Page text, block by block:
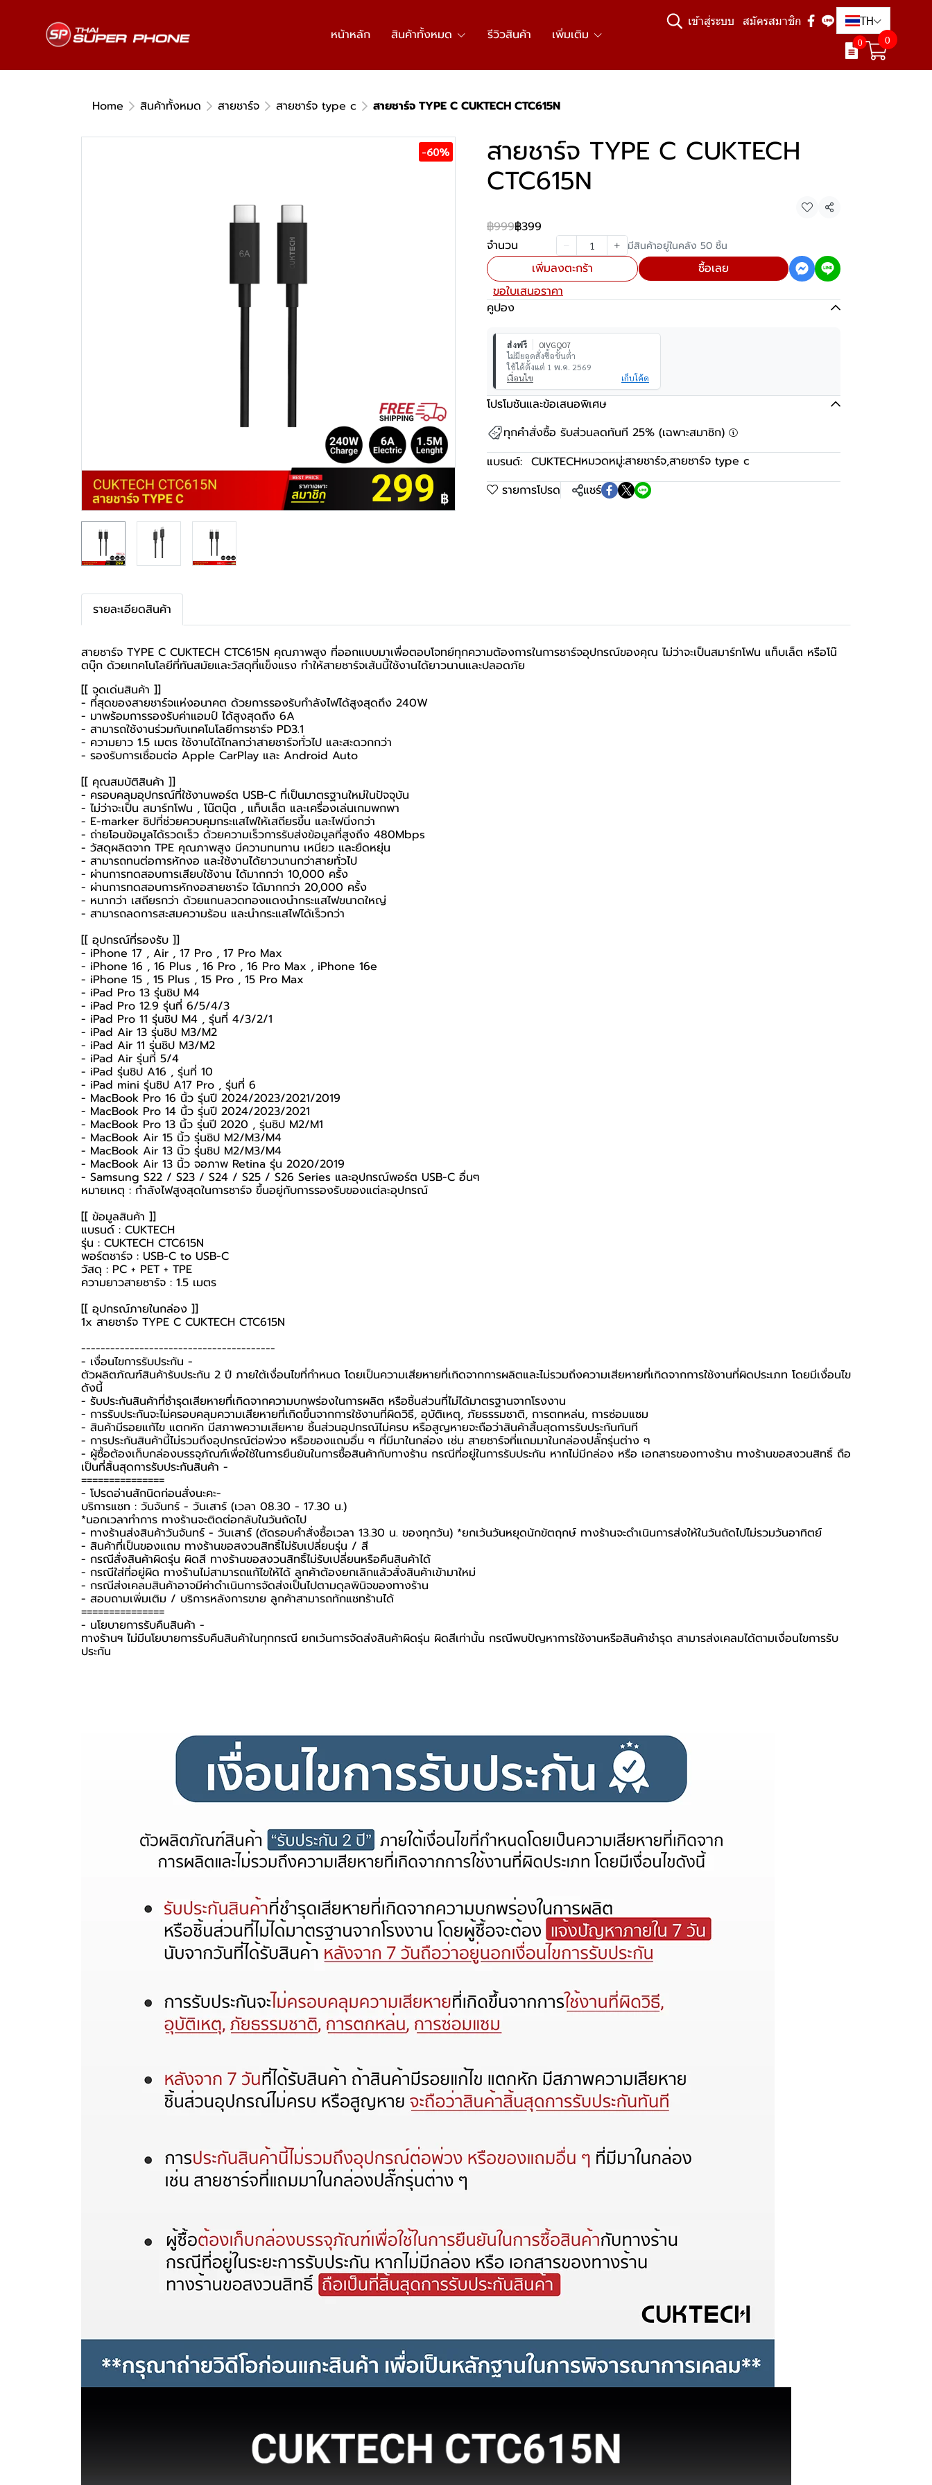
หน้าหลัก สินค้าทั้งหมด รีวิวสินค้า เพิ่มเติม
เข้าสู่ระบบ สมัครสมาชิก TH
0 0
Home สินค้าทั้งหมด สายชาร์จ สายชาร์จ type c สายชาร์จ TYPE C CUKTECH CTC615N
-60% สายชาร์จ TYPE C CUKTECH
CTC615N
แชร์
฿999฿399
จำนวน
มีสินค้าอยู่ในคลัง 50 ชิ้น
เพิ่มลงตะกร้า
ซื้อเลย
ขอใบเสนอราคา
คูปอง
ส่งฟรี
0IVGQ07
ไม่มียอดสั่งซื้อขั้นต่ำ
ใช้ได้ตั้งแต่ 1 พ.ค. 2569
เงื่อนไข
เก็บโค้ด
โปรโมชันและข้อเสนอพิเศษ
ทุกคำสั่งซื้อ รับส่วนลดทันที 25% (เฉพาะสมาชิก)
แบรนด์: CUKTECHหมวดหมู่:สายชาร์จ,สายชาร์จ type c
รายการโปรด
แชร์
รายละเอียดสินค้า
สายชาร์จ TYPE C CUKTECH CTC615N คุณภาพสูง ที่ออกแบบมาเพื่อตอบโจทย์ทุกความต้องการในการชาร์จอุปกรณ์ของคุณ ไม่ว่าจะเป็นสมาร์ทโฟน แท็บเล็ต หรือโน๊
ตบุ๊ก ด้วยเทคโนโลยีที่ทันสมัยและวัสดุที่แข็งแรง ทำให้สายชาร์จเส้นนี้ใช้งานได้ยาวนานและปลอดภัย
[[ จุดเด่นสินค้า ]]
- ที่สุดของสายชาร์จแห่งอนาคต ด้วยการรองรับกำลังไฟได้สูงสุดถึง 240W
- มาพร้อมการรองรับค่าแอมป์ ได้สูงสุดถึง 6A
- สามารถใช้งานร่วมกับเทคโนโลยีการชาร์จ PD3.1
- ความยาว 1.5 เมตร ใช้งานได้ไกลกว่าสายชาร์จทั่วไป และสะดวกกว่า
- รองรับการเชื่อมต่อ Apple CarPlay และ Android Auto
[[ คุณสมบัติสินค้า ]]
- ครอบคลุมอุปกรณ์ที่ใช้งานพอร์ต USB-C ที่เป็นมาตรฐานใหม่ในปัจจุบัน
- ไม่ว่าจะเป็น สมาร์ทโฟน , โน๊ตบุ๊ต , แท็บเล็ต และเครื่องเล่นเกมพกพา
- E-marker ชิปที่ช่วยควบคุมกระแสไฟให้เสถียรขึ้น และไฟนิ่งกว่า
- ถ่ายโอนข้อมูลได้รวดเร็ว ด้วยความเร็วการรับส่งข้อมูลที่สูงถึง 480Mbps
- วัสดุผลิตจาก TPE คุณภาพสูง มีความทนทาน เหนียว และยืดหยุ่น
- สามารถทนต่อการหักงอ และใช้งานได้ยาวนานกว่าสายทั่วไป
- ผ่านการทดสอบการเสียบใช้งาน ได้มากกว่า 10,000 ครั้ง
- ผ่านการทดสอบการหักงอสายชาร์จ ได้มากกว่า 20,000 ครั้ง
- หนากว่า เสถียรกว่า ด้วยแกนลวดทองแดงนำกระแสไฟขนาดใหญ่
- สามารถลดการสะสมความร้อน และนำกระแสไฟได้เร็วกว่า
[[ อุปกรณ์ที่รองรับ ]]
- iPhone 17 , Air , 17 Pro , 17 Pro Max
- iPhone 16 , 16 Plus , 16 Pro , 16 Pro Max , iPhone 16e
- iPhone 15 , 15 Plus , 15 Pro , 15 Pro Max
- iPad Pro 13 รุ่นชิป M4
- iPad Pro 12.9 รุ่นที่ 6/5/4/3
- iPad Pro 11 รุ่นชิป M4 , รุ่นที่ 4/3/2/1
- iPad Air 13 รุ่นชิป M3/M2
- iPad Air 11 รุ่นชิป M3/M2
- iPad Air รุ่นที่ 5/4
- iPad รุ่นชิป A16 , รุ่นที่ 10
- iPad mini รุ่นชิป A17 Pro , รุ่นที่ 6
- MacBook Pro 16 นิ้ว รุ่นปี 2024/2023/2021/2019
- MacBook Pro 14 นิ้ว รุ่นปี 2024/2023/2021
- MacBook Pro 13 นิ้ว รุ่นปี 2020 , รุ่นชิป M2/M1
- MacBook Air 15 นิ้ว รุ่นชิป M2/M3/M4
- MacBook Air 13 นิ้ว รุ่นชิป M2/M3/M4
- MacBook Air 13 นิ้ว จอภาพ Retina รุ่น 2020/2019
- Samsung S22 / S23 / S24 / S25 / S26 Series และอุปกรณ์พอร์ต USB-C อื่นๆ
หมายเหตุ : กำลังไฟสูงสุดในการชาร์จ ขึ้นอยู่กับการรองรับของแต่ละอุปกรณ์
[[ ข้อมูลสินค้า ]]
แบรนด์ : CUKTECH
รุ่น : CUKTECH CTC615N
พอร์ตชาร์จ : USB-C to USB-C
วัสดุ : PC + PET + TPE
ความยาวสายชาร์จ : 1.5 เมตร
[[ อุปกรณ์ภายในกล่อง ]]
1x สายชาร์จ TYPE C CUKTECH CTC615N
----------------------------------------
-️ เงื่อนไขการรับประกัน -️
ตัวผลิตภัณฑ์สินค้ารับประกัน 2 ปี ภายใต้เงื่อนไขที่กำหนด โดยเป็นความเสียหายที่เกิดจากการผลิตและไม่รวมถึงความเสียหายที่เกิดจากการใช้งานที่ผิดประเภท โดยมีเงื่อนไข
ดังนี้
- รับประกันสินค้าที่ชำรุดเสียหายที่เกิดจากความบกพร่องในการผลิต หรือชิ้นส่วนที่ไม่ได้มาตรฐานจากโรงงาน
- การรับประกันจะไม่ครอบคลุมความเสียหายที่เกิดขึ้นจากการใช้งานที่ผิดวิธี, อุบัติเหตุ, ภัยธรรมชาติ, การตกหล่น, การซ่อมแซม
- สินค้ามีรอยแก้ไข แตกหัก มีสภาพความเสียหาย ชิ้นส่วนอุปกรณ์ไม่ครบ หรือสูญหายจะถือว่าสินค้าสิ้นสุดการรับประกันทันที
- การประกันสินค้านี้ไม่รวมถึงอุปกรณ์ต่อพ่วง หรือของแถมอื่น ๆ ที่มีมาในกล่อง เช่น สายชาร์จที่แถมมาในกล่องปลั๊กรุ่นต่าง ๆ
-️ ผู้ซื้อต้องเก็บกล่องบรรจุภัณฑ์เพื่อใช้ในการยืนยันในการซื้อสินค้ากับทางร้าน กรณีที่อยู่ในการรับประกัน หากไม่มีกล่อง หรือ เอกสารของทางร้าน ทางร้านขอสงวนสิทธิ์ ถือ
เป็นที่สิ้นสุดการรับประกันสินค้า -️
===============
-️ โปรดอ่านสักนิดก่อนสั่งนะคะ-️
บริการแชท : วันจันทร์ - วันเสาร์ (เวลา 08.30 - 17.30 น.)
*นอกเวลาทำการ ทางร้านจะติดต่อกลับในวันถัดไป
- ทางร้านส่งสินค้าวันจันทร์ - วันเสาร์ (ตัดรอบคำสั่งซื้อเวลา 13.30 น. ของทุกวัน) *ยกเว้นวันหยุดนักขัตฤกษ์ ทางร้านจะดำเนินการส่งให้ในวันถัดไปไม่รวมวันอาทิตย์
- สินค้าที่เป็นของแถม ทางร้านขอสงวนสิทธิ์ไม่รับเปลี่ยนรุ่น / สี
- กรณีสั่งสินค้าผิดรุ่น ผิดสี ทางร้านขอสงวนสิทธิ์ไม่รับเปลี่ยนหรือคืนสินค้าได้
- กรณีใส่ที่อยู่ผิด ทางร้านไม่สามารถแก้ไขให้ได้ ลูกค้าต้องยกเลิกแล้วสั่งสินค้าเข้ามาใหม่
- กรณีส่งเคลมสินค้าอาจมีค่าดำเนินการจัดส่งเป็นไปตามดุลพินิจของทางร้าน
- สอบถามเพิ่มเติม / บริการหลังการขาย ลูกค้าสามารถทักแชทร้านได้
===============
-️ นโยบายการรับคืนสินค้า -️
ทางร้านฯ ไม่มีนโยบายการรับคืนสินค้าในทุกกรณี ยกเว้นการจัดส่งสินค้าผิดรุ่น ผิดสีเท่านั้น กรณีพบปัญหาการใช้งานหรือสินค้าชำรุด สามารส่งเคลมได้ตามเงื่อนไขการรับ
ประกัน